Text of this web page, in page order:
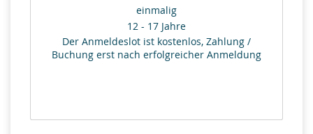
einmalig
12 - 17 Jahre
Der Anmeldeslot ist kostenlos, Zahlung /
Buchung erst nach erfolgreicher Anmeldung